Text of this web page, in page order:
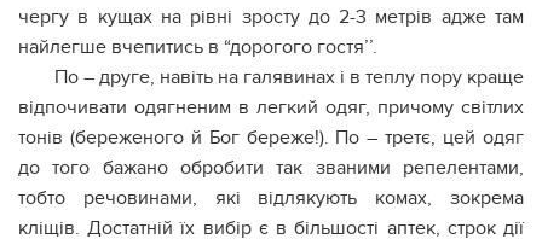
чергу в кущах на рівні зросту до 2-3 метрів адже там
найлегше вчепитись в “дорогого гостя’’.
По – друге, навіть на галявинах і в теплу пору краще
відпочивати одягненим в легкий одяг, причому світлих
тонів (береженого й Бог береже!). По – третє, цей одяг
до того бажано обробити так званими репелентами,
тобто речовинами, які відлякують комах, зокрема
кліщів. Достатній їх вибір є в більшості аптек, строк дії